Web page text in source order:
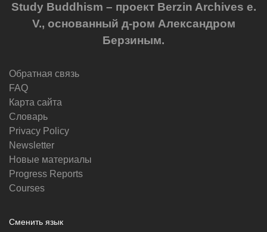
Study Buddhism – проект Berzin Archives e.
V., основанный д-ром Александром
Берзиным.
Обратная связь
FAQ
Карта сайта
Словарь
Privacy Policy
Newsletter
Новые материалы
Progress Reports
Courses
Сменить язык